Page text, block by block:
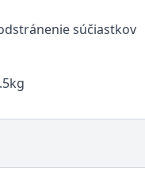
súčiastkov